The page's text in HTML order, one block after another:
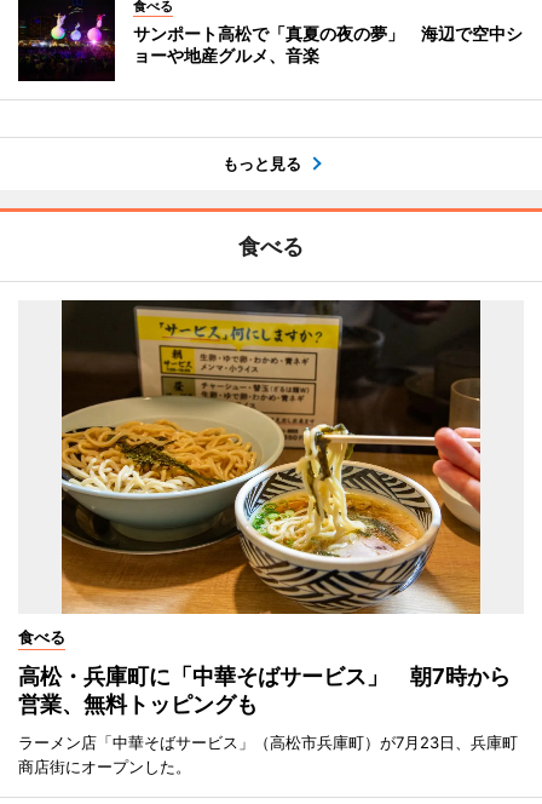
食べる
サンポート高松で「真夏の夜の夢」 海辺で空中シ
ョーや地産グルメ、音楽
もっと見る
食べる
食べる
高松・兵庫町に「中華そばサービス」 朝7時から
営業、無料トッピングも
ラーメン店「中華そばサービス」（高松市兵庫町）が7月23日、兵庫町
商店街にオープンした。